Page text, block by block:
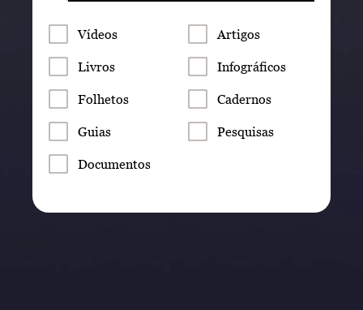
Vídeos Artigos
Livros Infográficos
Folhetos Cadernos
Guias Pesquisas
Documentos